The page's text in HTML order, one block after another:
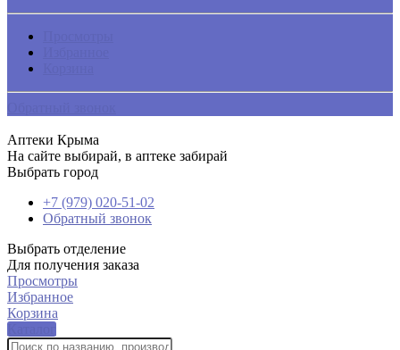
Аптеки Крыма
На сайте выбирай, в аптеке забирай
Выбрать город
+7 (979) 020-51-02
Обратный звонок
Выбрать отделение
Для получения заказа
Просмотры
Избранное
Корзина